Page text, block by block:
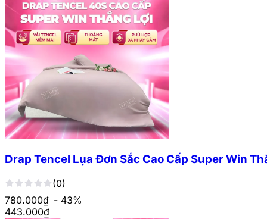
Drap Tencel Lụa Đơn Sắc Cao Cấp Super Win
(0)
780.000₫ - 43%
443.000₫